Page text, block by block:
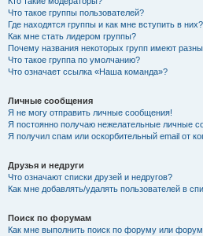
Что такое группы пользователей?
Где находятся группы и как мне вступить в них?
Как мне стать лидером группы?
Почему названия некоторых групп имеют
Что такое группа по умолчанию?
Что означает ссылка «Наша команда»?
Личные сообщения
Я не могу отправить личные сообщения!
Я постоянно получаю нежелательные личные
Я получил спам или оскорбительный email от
Друзья и недруги
Что означают списки друзей и недругов?
Как мне добавлять/удалять пользователей в
Поиск по форумам
Как мне выполнить поиск по форуму или